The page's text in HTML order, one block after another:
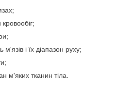
м'язів і їх діапазон руху;
м'яких тканин тіла.